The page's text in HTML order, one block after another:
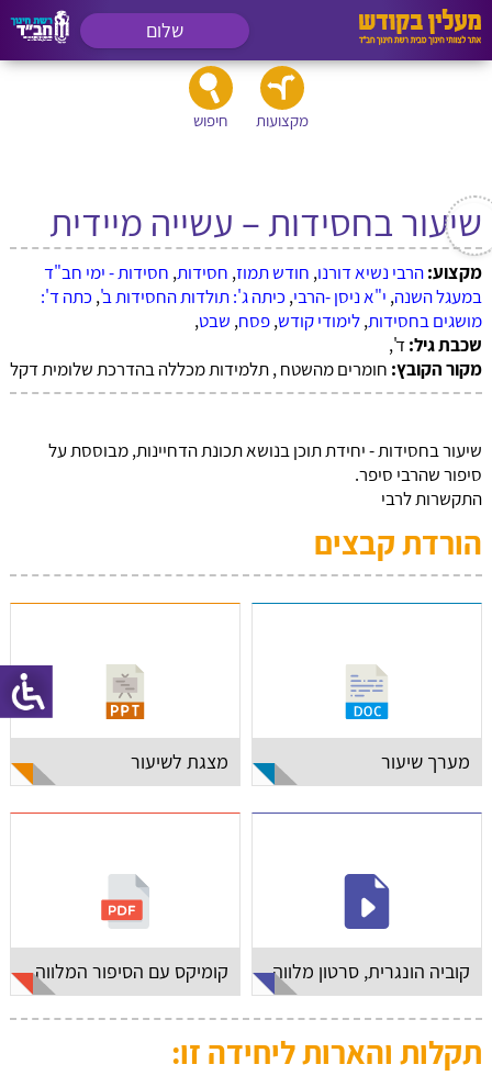
שלום
מקצועות חיפוש
שיעור בחסידות – עשייה מיידית
מקצוע:הרבי נשיא דורנו, חודש תמוז, חסידות, חסידות - ימי חב"ד
במעגל השנה, י"א ניסן -הרבי, כיתה ג': תולדות החסידות ב', כתה ד':
מושגים בחסידות,לימודי קודש,פסח, שבט,
שכבת גיל:ד',
מקור הקובץ: חומרים מהשטח , תלמידות מכללה בהדרכת שלומית דקל
שיעור בחסידות - יחידת תוכן בנושא תכונת הדחיינות, מבוססת על
סיפור שהרבי סיפר.
התקשרות לרבי
הורדת קבצים
מערך שיעור מצגת לשיעור
קוביה הונגרית, סרטון מלווה קומיקס עם הסיפור המלווה
תקלות והארות ליחידה זו: